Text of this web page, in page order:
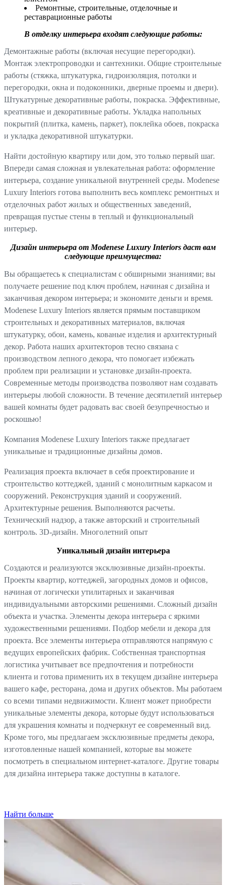
Ремонтные, строительные, отделочные и
реставрационные работы
В отделку интерьера входят следующие работы:
Демонтажные работы (включая несущие перегородки).
Монтаж электропроводки и сантехники. Общие строительные
работы (стяжка, штукатурка, гидроизоляция, потолки и
перегородки, окна и подоконники, дверные проемы и двери).
Штукатурные декоративные работы, покраска. Эффективные,
креативные и декоративные работы. Укладка напольных
покрытий (плитка, камень, паркет), поклейка обоев, покраска
и укладка декоративной штукатурки.
Найти достойную квартиру или дом, это только первый шаг.
Впереди самая сложная и увлекательная работа: оформление
интерьера, создание уникальной внутренней среды. Modenese
Luxury Interiors готова выполнить весь комплекс ремонтных и
отделочных работ жилых и общественных заведений,
превращая пустые стены в теплый и функциональный
интерьер.
Дизайн интерьера от Modenese Luxury Interiors даст вам
следующие преимущества:
Вы обращаетесь к специалистам с обширными знаниями; вы
получаете решение под ключ проблем, начиная с дизайна и
заканчивая декором интерьера; и экономите деньги и время.
Modenese Luxury Interiors является прямым поставщиком
строительных и декоративных материалов, включая
штукатурку, обои, камень, кованые изделия и архитектурный
декор. Работа наших архитекторов тесно связана с
производством лепного декора, что помогает избежать
проблем при реализации и установке дизайн-проекта.
Современные методы производства позволяют нам создавать
интерьеры любой сложности. В течение десятилетий интерьер
вашей комнаты будет радовать вас своей безупречностью и
роскошью!
Компания Modenese Luxury Interiors также предлагает
уникальные и традиционные дизайны домов.
Реализация проекта включает в себя проектирование и
строительство коттеджей, зданий с монолитным каркасом и
сооружений. Реконструкция зданий и сооружений.
Архитектурные решения. Выполняются расчеты.
Технический надзор, а также авторский и строительный
контроль. 3D-дизайн. Многолетний опыт
Уникальный дизайн интерьера
Создаются и реализуются эксклюзивные дизайн-проекты.
Проекты квартир, коттеджей, загородных домов и офисов,
начиная от логически утилитарных и заканчивая
индивидуальными авторскими решениями. Сложный дизайн
объекта и участка. Элементы декора интерьера с яркими
художественными решениями. Подбор мебели и декора для
проекта. Все элементы интерьера отправляются напрямую с
ведущих европейских фабрик. Собственная транспортная
логистика учитывает все предпочтения и потребности
клиента и готова применить их в текущем дизайне интерьера
вашего кафе, ресторана, дома и других объектов. Мы работаем
со всеми типами недвижимости. Клиент может приобрести
уникальные элементы декора, которые будут использоваться
для украшения комнаты и подчеркнут ее современный вид.
Кроме того, мы предлагаем эксклюзивные предметы декора,
изготовленные нашей компанией, которые вы можете
посмотреть в специальном интернет-каталоге. Другие товары
для дизайна интерьера также доступны в каталоге.
Найти больше